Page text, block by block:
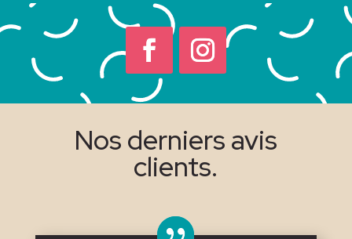
Nos derniers avis
clients.